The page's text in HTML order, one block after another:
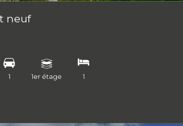
neuf
1 1er étage 1